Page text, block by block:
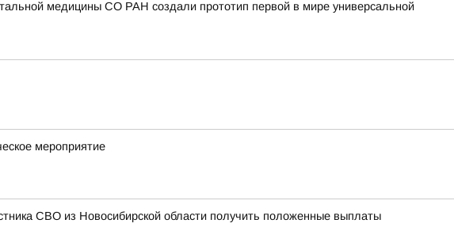
медицины СО РАН создали прототип первой в мире универсальной
мероприятие
СВО из Новосибирской области получить положенные выплаты